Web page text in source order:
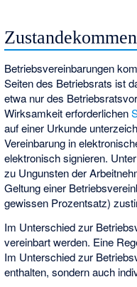
Betriebsvereinbarungen
Seiten des Betriebsrats ist
etwa nur des
Wirksamkeit erforderlichen
auf einer Urkunde
Vereinbarung in
elektronisch signieren.
zu Ungunsten der
Geltung einer
gewissen Prozentsatz)
Im Unterschied zur
vereinbart werden. Eine
Im Unterschied zur
enthalten, sondern auch